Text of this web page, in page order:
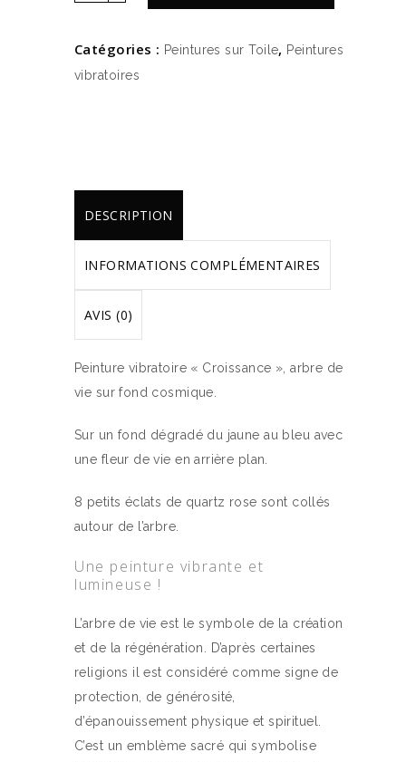
vibratoire
quantity
Catégories : Peintures sur Toile, Peintures
vibratoires
DESCRIPTION
INFORMATIONS COMPLÉMENTAIRES
AVIS (0)
Peinture vibratoire « Croissance », arbre de
vie sur fond cosmique.
Sur un fond dégradé du jaune au bleu avec
une fleur de vie en arrière plan.
8 petits éclats de quartz rose sont collés
autour de l’arbre.
Une peinture vibrante et
lumineuse !
L’arbre de vie est le symbole de la création
et de la régénération. D’après certaines
religions il est considéré comme signe de
protection, de générosité,
d’épanouissement physique et spirituel.
C’est un emblème sacré qui symbolise